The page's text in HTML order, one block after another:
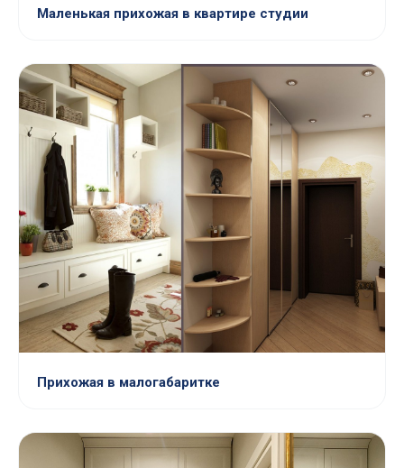
Маленькая прихожая в квартире студии
Прихожая в малогабаритке